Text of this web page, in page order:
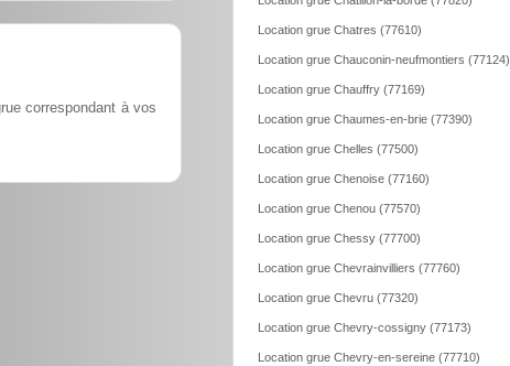
correspondant à vos
Location grue Chatres (77610)
Location grue Chauconin-neufmontiers (77124)
Location grue Chauffry (77169)
Location grue Chaumes-en-brie (77390)
Location grue Chelles (77500)
Location grue Chenoise (77160)
Location grue Chenou (77570)
Location grue Chessy (77700)
Location grue Chevrainvilliers (77760)
Location grue Chevru (77320)
Location grue Chevry-cossigny (77173)
Location grue Chevry-en-sereine (77710)